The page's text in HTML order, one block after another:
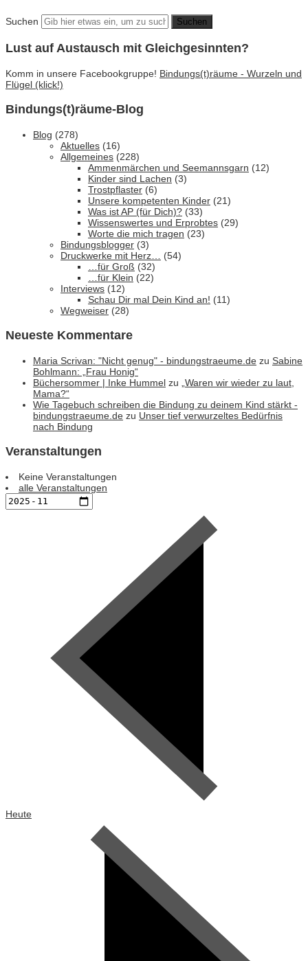
Suchen
Lust auf Austausch mit Gleichgesinnten?
Komm in unsere Facebookgruppe! Bindungs(t)räume - Wurzeln und
Flügel (klick!)
Bindungs(t)räume-Blog
Blog (278)
Aktuelles (16)
Allgemeines (228)
Ammenmärchen und Seemannsgarn (12)
Kinder sind Lachen (3)
Trostpflaster (6)
Unsere kompetenten Kinder (21)
Was ist AP (für Dich)? (33)
Wissenswertes und Erprobtes (29)
Worte die mich tragen (23)
Bindungsblogger (3)
Druckwerke mit Herz…
(54)
…für Groß (32)
…für Klein (22)
Interviews (12)
Schau Dir mal Dein Kind an! (11)
Wegweiser (28)
Neueste Kommentare
Maria Scrivan: "Nicht genug" - bindungstraeume.de zu Sabine
Bohlmann: „Frau Honig“
Büchersommer | Inke Hummel zu
„Waren wir wieder zu laut,
Mama?“
Wie Tagebuch schreiben die Bindung zu deinem Kind stärkt -
bindungstraeume.de zu Unser tief verwurzeltes Bedürfnis
nach Bindung
Veranstaltungen
Keine Veranstaltungen
alle Veranstaltungen
Heute